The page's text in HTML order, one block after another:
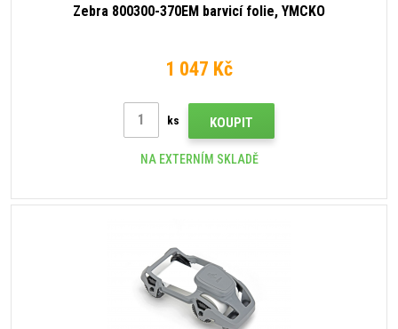
Zebra 800300-370EM barvicí folie, YMCKO
1 047 Kč
ks KOUPIT
NA EXTERNÍM SKLADĚ